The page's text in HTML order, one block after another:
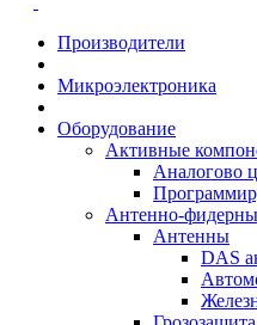
Производители
Микроэлектроника
Оборудование
Активные
Аналогово
Антенно-
Антенны
DAS